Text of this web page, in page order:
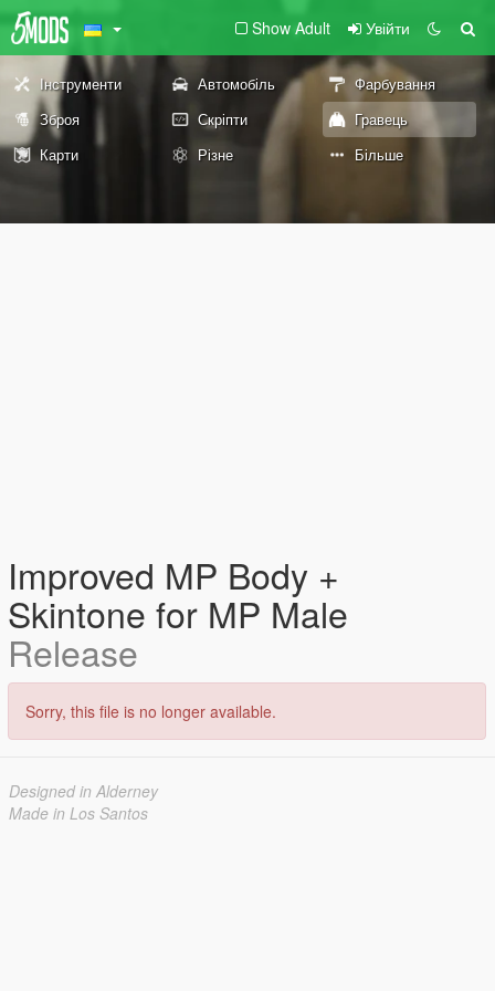
Show Adult Увійти
Інструменти Автомобіль
Фарбування
Зброя
Скріпти
Гравець
Карти
Різне Більше
Improved MP Body +
Skintone for MP Male
Release
Sorry, this file is no longer available.
Designed in Alderney
Made in Los Santos